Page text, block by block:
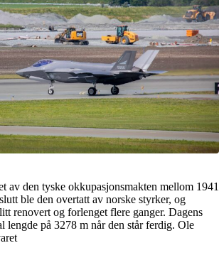
av den tyske okkupasjonsmakten mellom 1941
ble den overtatt av norske styrker, og
renovert og forlenget flere ganger. Dagens
lengde på 3278 m når den står ferdig. Ole